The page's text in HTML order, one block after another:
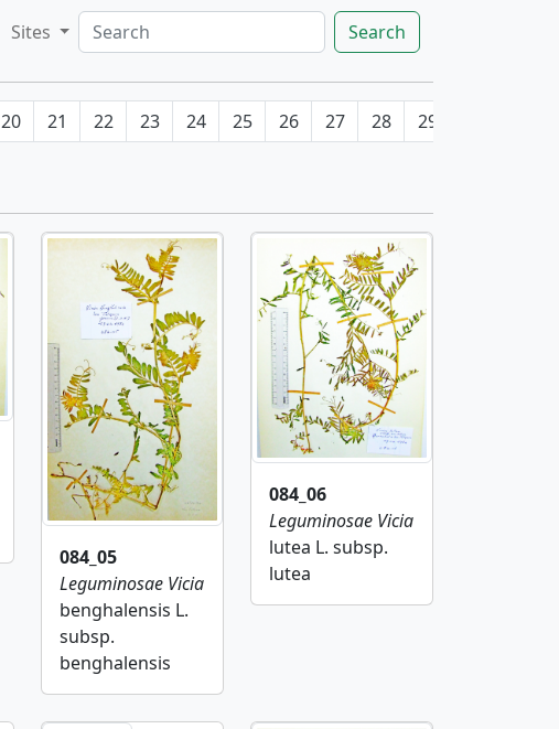
Sites Search
20 21 22 23 24 25 26 27 28 29
084_05
Leguminosae Vicia
benghalensis L.
subsp.
benghalensis
084_06
Leguminosae Vicia
lutea L. subsp.
lutea